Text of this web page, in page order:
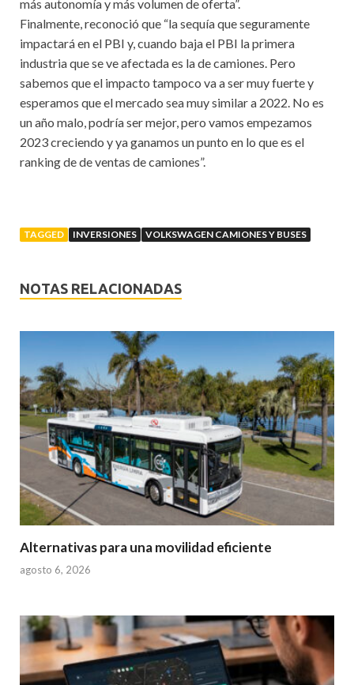
más autonomía y más volumen de oferta”.
Finalmente, reconoció que “la sequía que seguramente
impactará en el PBI y, cuando baja el PBI la primera
industria que se ve afectada es la de camiones. Pero
sabemos que el impacto tampoco va a ser muy fuerte y
esperamos que el mercado sea muy similar a 2022. No es
un año malo, podría ser mejor, pero vamos empezamos
2023 creciendo y ya ganamos un punto en lo que es el
ranking de de ventas de camiones”.
TAGGED INVERSIONES VOLKSWAGEN CAMIONES Y BUSES
NOTAS RELACIONADAS
Alternativas para una movilidad eficiente
agosto 6, 2026